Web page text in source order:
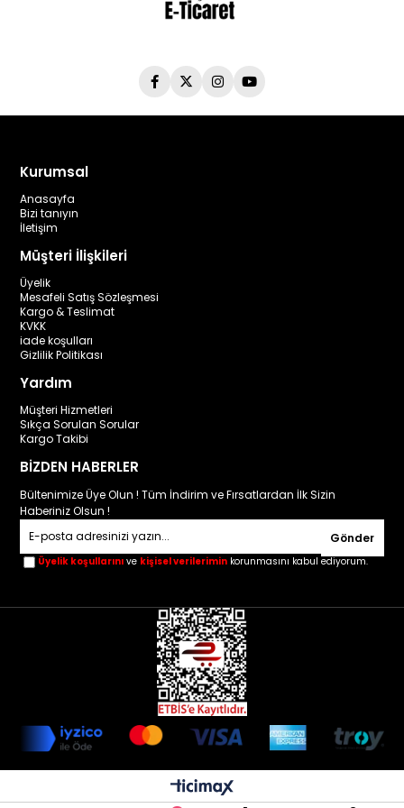
Kurumsal
Anasayfa
Bizi tanıyın
İletişim
Müşteri İlişkileri
Üyelik
Mesafeli Satış Sözleşmesi
Kargo & Teslimat
KVKK
iade koşulları
Gizlilik Politikası
Yardım
Müşteri Hizmetleri
Sıkça Sorulan Sorular
Kargo Takibi
BİZDEN HABERLER
Bültenimize Üye Olun ! Tüm İndirim ve Fırsatlardan İlk Sizin
Haberiniz Olsun !
Gönder
Üyelik koşullarını ve kişisel verilerimin korunmasını kabul ediyorum.